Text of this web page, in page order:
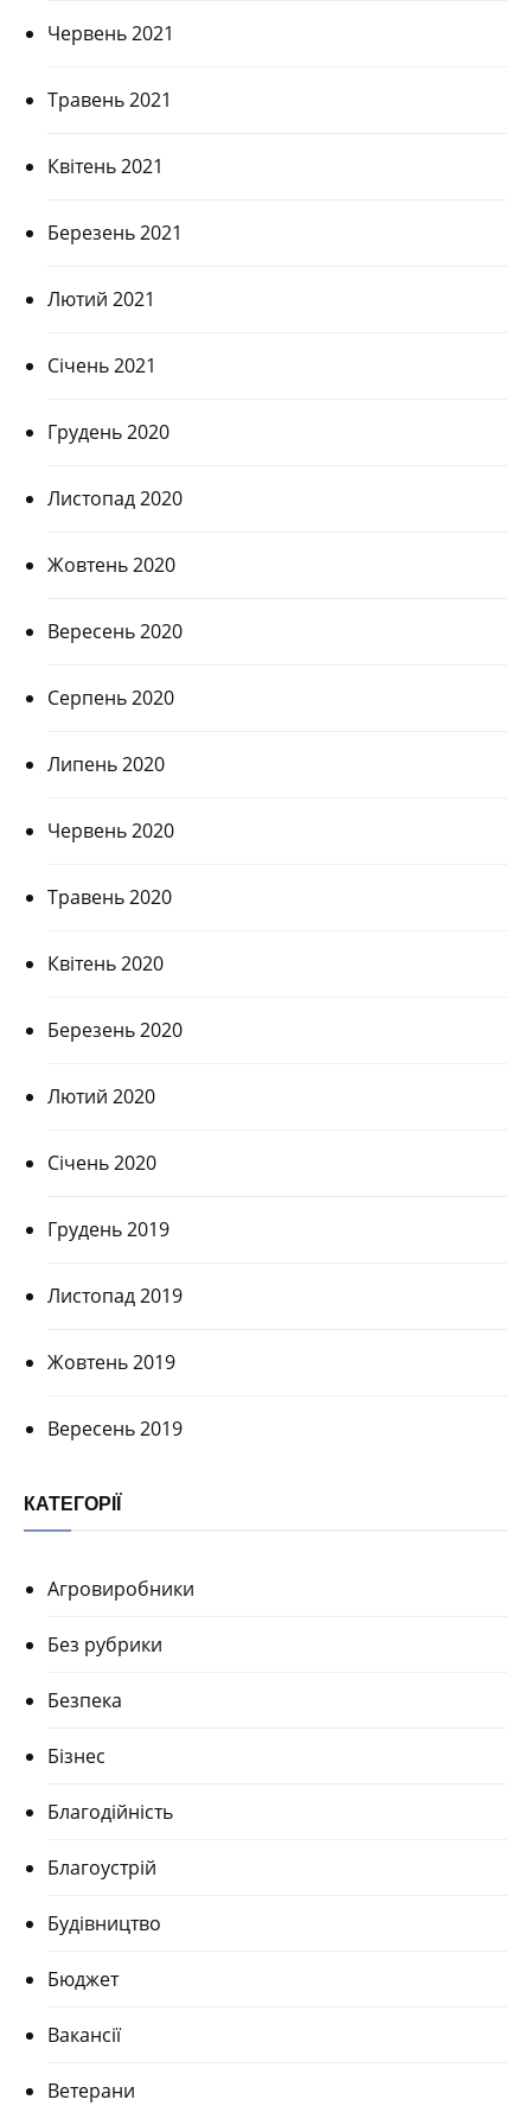
Червень 2021
Травень 2021
Квітень 2021
Березень 2021
Лютий 2021
Січень 2021
Грудень 2020
Листопад 2020
Жовтень 2020
Вересень 2020
Серпень 2020
Липень 2020
Червень 2020
Травень 2020
Квітень 2020
Березень 2020
Лютий 2020
Січень 2020
Грудень 2019
Листопад 2019
Жовтень 2019
Вересень 2019
КАТЕГОРІЇ
Агровиробники
Без рубрики
Безпека
Бізнес
Благодійність
Благоустрій
Будівництво
Бюджет
Вакансії
Ветерани